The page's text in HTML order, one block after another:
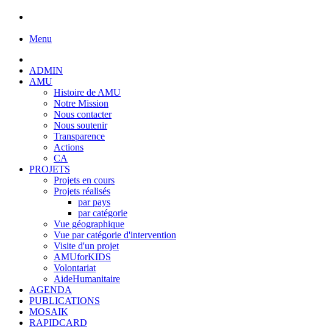
Menu
ADMIN
AMU
Histoire de AMU
Notre Mission
Nous contacter
Nous soutenir
Transparence
Actions
CA
PROJETS
Projets en cours
Projets réalisés
par pays
par catégorie
Vue géographique
Vue par catégorie d'intervention
Visite d'un projet
AMUforKIDS
Volontariat
AideHumanitaire
AGENDA
PUBLICATIONS
MOSAIK
RAPIDCARD